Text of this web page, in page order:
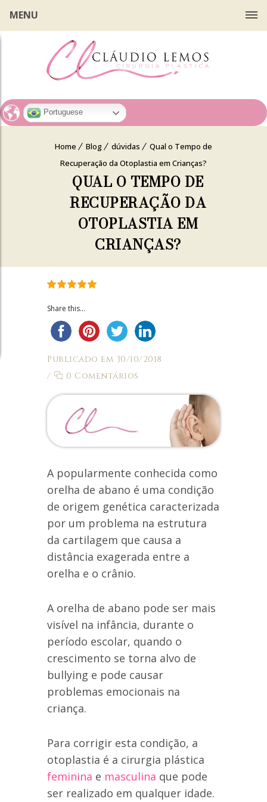
Portuguese
MENU
Home Blog dúvidas
Qual o Tempo de
Recuperação da Otoplastia em Crianças?
QUAL O TEMPO DE
RECUPERAÇÃO DA
OTOPLASTIA EM
CRIANÇAS?
Share this...
Publicado em 30/10/2018
/
0 Comentários
A popularmente conhecida como
orelha de abano é uma condição
de origem genética caracterizada
por um problema na estrutura
da cartilagem que causa a
distância exagerada entre a
orelha e o crânio.
A orelha de abano pode ser mais
visível na infância, durante o
período escolar, quando o
crescimento se torna alvo de
bullying e pode causar
problemas emocionais na
criança.
Para corrigir esta condição, a
otoplastia é a cirurgia plástica
feminina e masculina que pode
ser realizado em qualquer idade.